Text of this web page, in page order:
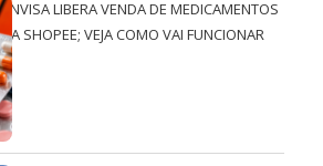
ANVISA LIBERA VENDA DE MEDICAMENTOS
NA SHOPEE; VEJA COMO VAI FUNCIONAR